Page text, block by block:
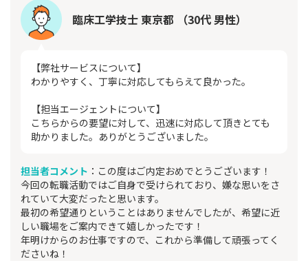
臨床工学技士 東京都 （30代 男性）
【弊社サービスについて】
わかりやすく、丁寧に対応してもらえて良かった。
【担当エージェントについて】
こちらからの要望に対して、迅速に対応して頂きとても
助かりました。ありがとうございました。
担当者コメント ：この度はご内定おめでとうございます！
今回の転職活動ではご自身で受けられており、嫌な思いをさ
れていて大変だったと思います。
最初の希望通りということはありませんでしたが、希望に近
しい職場をご案内できて嬉しかったです！
年明けからのお仕事ですので、これから準備して頑張ってく
ださいね！